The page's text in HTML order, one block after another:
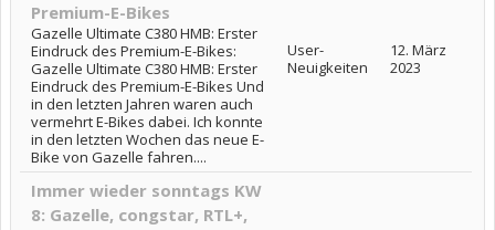
Premium-E-Bikes
Gazelle Ultimate C380 HMB: Erster
Eindruck des Premium-E-Bikes:
Gazelle Ultimate C380 HMB: Erster
Eindruck des Premium-E-Bikes Und
in den letzten Jahren waren auch
vermehrt E-Bikes dabei. Ich konnte
in den letzten Wochen das neue E-
Bike von Gazelle fahren....
User-
Neuigkeiten
12. März
2023
Immer wieder sonntags KW
8: Gazelle, congstar, RTL+,